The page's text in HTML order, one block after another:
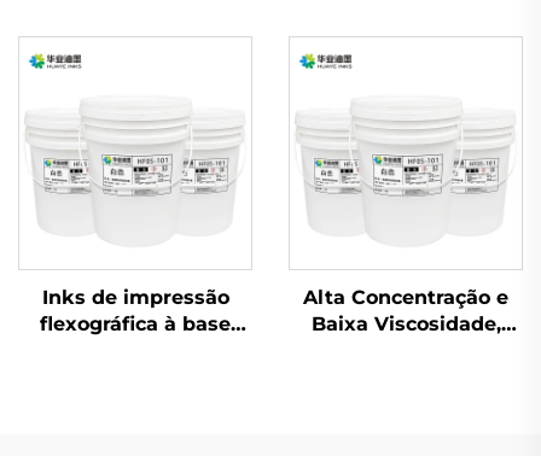
materiais, tintas
flexográficas à base de
qualidade são
aplicáveis.
materiais, a tinta
flexográfica à base
adequada para
aplicação.
Inks de impressão
flexográfica à base
Alta Concentração e
Baixa Viscosidade,